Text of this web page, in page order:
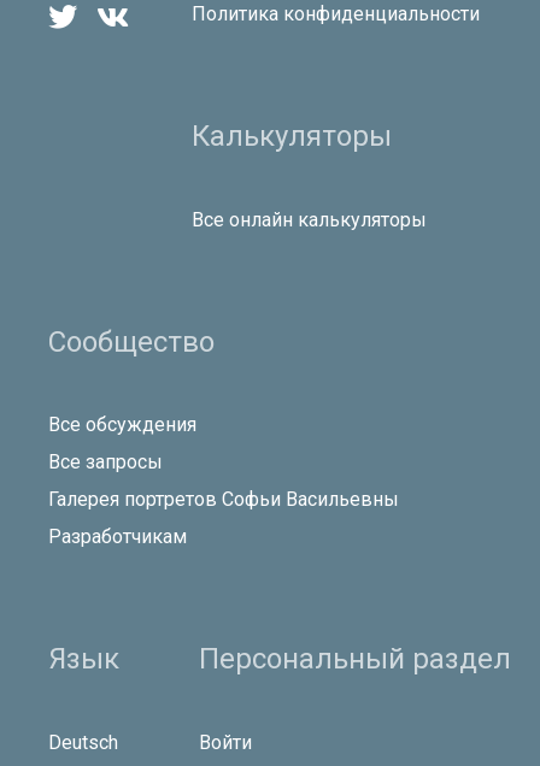
 
Политика конфиденциальности
Калькуляторы
Все онлайн калькуляторы
Сообщество
Все обсуждения
Все запросы
Галерея портретов Софьи Васильевны
Разработчикам
Язык
Deutsch
Персональный раздел
Войти